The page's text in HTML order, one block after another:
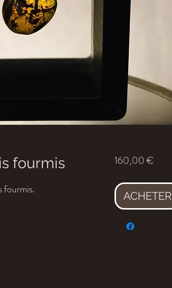
fourmis
fourmis.
160,00 €Prix
ACHETER